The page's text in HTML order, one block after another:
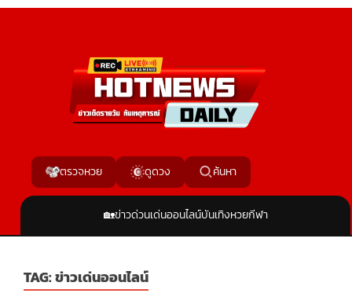
ตรวจหวย ดูดวง ค้นหา
🏡ข่าวด่วนเด่นออนไลน์บันเทิงหวยกีฬา
TAG:ข่าวเด่นออนไลน์